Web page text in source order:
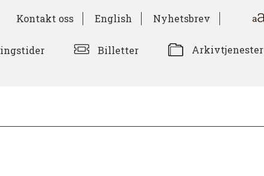
Kontakt oss English Nyhetsbrev
Billetter Arkivtjenester